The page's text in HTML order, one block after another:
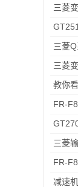
三菱
三菱
教你
三菱
减速